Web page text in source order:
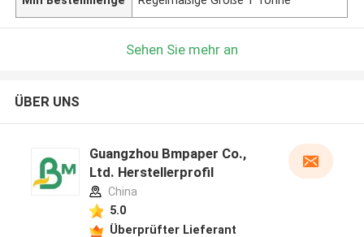
Sehen Sie mehr an
ÜBER UNS
Guangzhou Bmpaper Co.,
Ltd. Herstellerprofil
China
5.0
Überprüfter Lieferant